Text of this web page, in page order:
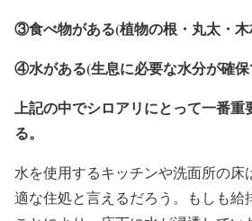
③食べ物がある(植物の根・丸太・
④水がある(生息に必要な水分が確
上記の中でシロアリにとって一番重
る。
水を使用するキッチンや洗面所の床
適な住処と言えるだろう。もしも給